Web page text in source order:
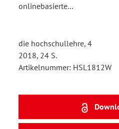
onlinebasierte…
die hochschullehre, 4
2018, 24 S.
Artikelnummer: HSL1812W